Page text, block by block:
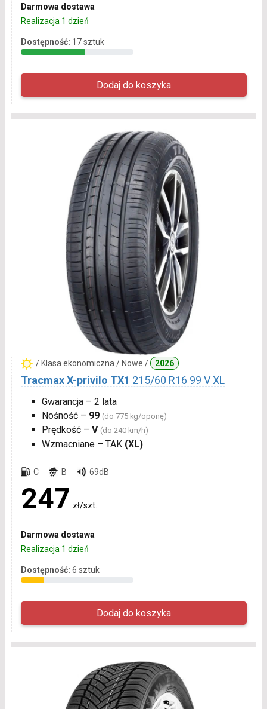
Darmowa dostawa
Realizacja 1 dzień
Dostępność: 17 sztuk
/ Klasa ekonomiczna / Nowe / 2026
Tracmax X-privilo TX1 215/60 R16 99 V XL
Gwarancja – 2 lata
Nośność – 99 (do 775 kg/oponę)
Prędkość – V (do 240 km/h)
Wzmacniane – TAK (XL)
C B 69dB
247 zł/szt.
Darmowa dostawa
Realizacja 1 dzień
Dostępność: 6 sztuk